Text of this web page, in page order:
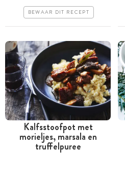
Makkelijk
BEWAAR DIT RECEPT
Meer dan 1 uur
Kalfsstoofpot met
morieljes, marsala en
truffelpuree